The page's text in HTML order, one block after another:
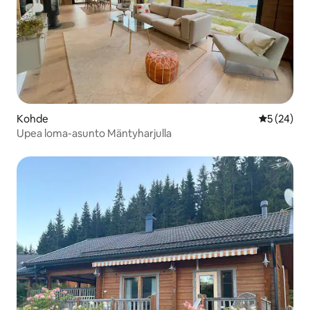
Kohde
5 (24)
Upea loma-asunto Mäntyharjulla